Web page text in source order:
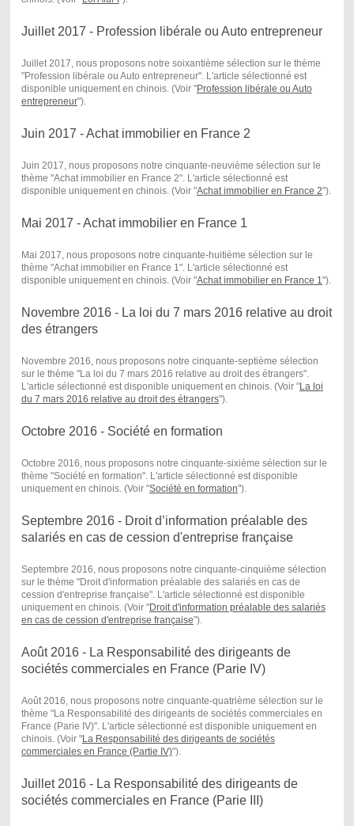
Juillet 2017 - Profession libérale ou Auto entrepreneur
Juillet 2017, nous proposons notre soixantième sélection sur le thème
"Profession libérale ou Auto entrepreneur". L'article sélectionné est
disponible uniquement en chinois. (Voir "Profession libérale ou Auto
entrepreneur") .
Juin 2017 - Achat immobilier en France 2
Juin 2017, nous proposons notre cinquante-neuvième sélection sur le
thème "Achat immobilier en France 2". L'article sélectionné est
disponible uniquement en chinois. (Voir "Achat immobilier en France 2") .
Mai 2017 - Achat immobilier en France 1
Mai 2017, nous proposons notre cinquante-huitième sélection sur le
thème "Achat immobilier en France 1". L'article sélectionné est
disponible uniquement en chinois. (Voir "Achat immobilier en France 1") .
Novembre 2016 - La loi du 7 mars 2016 relative au droit
des étrangers
Novembre 2016, nous proposons notre cinquante-septième sélection
sur le thème "La loi du 7 mars 2016 relative au droit des étrangers".
L'article sélectionné est disponible uniquement en chinois. (Voir "La loi
du 7 mars 2016 relative au droit des étrangers") .
Octobre 2016 - Société en formation
Octobre 2016, nous proposons notre cinquante-sixième sélection sur le
thème "Société en formation". L'article sélectionné est disponible
uniquement en chinois. (Voir "Société en formation") .
Septembre 2016 - Droit d’information préalable des
salariés en cas de cession d'entreprise française
Septembre 2016, nous proposons notre cinquante-cinquième sélection
sur le thème "Droit d'information préalable des salariés en cas de
cession d'entreprise française". L'article sélectionné est disponible
uniquement en chinois. (Voir "Droit d'information préalable des salariés
en cas de cession d'entreprise française") .
Août 2016 - La Responsabilité des dirigeants de
sociétés commerciales en France (Parie IV)
Août 2016, nous proposons notre cinquante-quatrième sélection sur le
thème "La Responsabilité des dirigeants de sociétés commerciales en
France (Parie IV)". L'article sélectionné est disponible uniquement en
chinois. (Voir "La Responsabilité des dirigeants de sociétés
commerciales en France (Partie IV)") .
Juillet 2016 - La Responsabilité des dirigeants de
sociétés commerciales en France (Parie III)